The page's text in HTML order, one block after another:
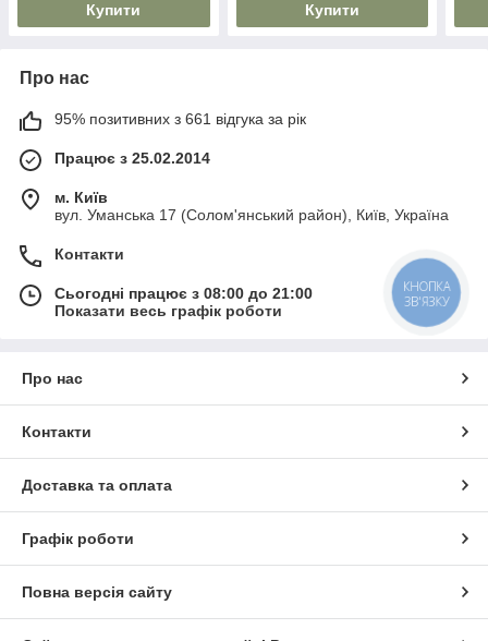
Купити Купити
Про нас
95% позитивних з 661 відгука за рік
Працює з 25.02.2014
м. Київ
вул. Уманська 17 (Солом'янський район), Київ, Україна
Контакти
Сьогодні працює з 08:00 до 21:00
Показати весь графік роботи
Про нас
Контакти
Доставка та оплата
Графік роботи
Повна версія сайту
КНОПКА
ЗВ'ЯЗКУ